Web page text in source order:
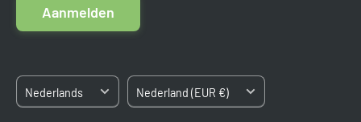
BTW: NL8633.03.808.B.01
Sitemap
Aanmelden
TaalNederlands Land/regio
Nederland (EUR €)